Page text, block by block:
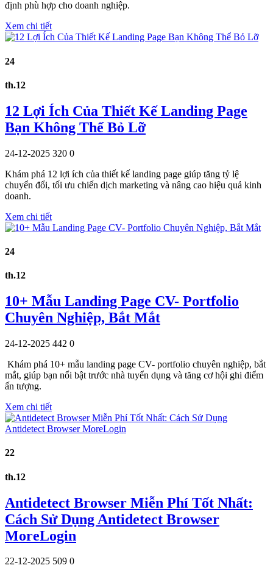
định phù hợp cho doanh nghiệp.
Xem chi tiết
24
th.12
12 Lợi Ích Của Thiết Kế Landing Page
Bạn Không Thể Bỏ Lỡ
24-12-2025 320 0
Khám phá 12 lợi ích của thiết kế landing page giúp tăng tỷ lệ
chuyển đổi, tối ưu chiến dịch marketing và nâng cao hiệu quả kinh
doanh.
Xem chi tiết
24
th.12
10+ Mẫu Landing Page CV- Portfolio
Chuyên Nghiệp, Bắt Mắt
24-12-2025 442 0
Khám phá 10+ mẫu landing page CV- portfolio chuyên nghiệp, bắt
mắt, giúp bạn nổi bật trước nhà tuyển dụng và tăng cơ hội ghi điểm
ấn tượng.
Xem chi tiết
22
th.12
Antidetect Browser Miễn Phí Tốt Nhất:
Cách Sử Dụng Antidetect Browser
MoreLogin
22-12-2025 509 0